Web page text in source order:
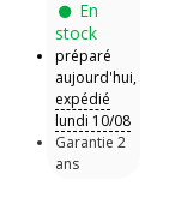
En
stock
préparé
aujourd'hui,
expédié
lundi 10/08
Garantie 2
ans